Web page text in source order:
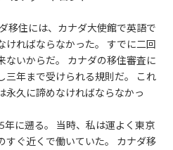
移住には、カナダ大使館で英語で
ければならなかった。 すでに二回
ないからだ。 カナダの移住審査に
三年まで受けられる規則だ。 これ
永久に諦めなければならなかっ
に遡る。 当時、私は運よく東京
すぐ近くで働いていた。 カナダ移